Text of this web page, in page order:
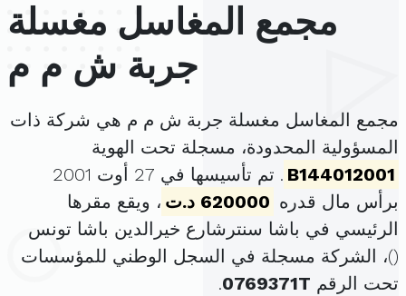
مجمع المغاسل مغسلة
جربة ش م م
مجمع المغاسل مغسلة جربة ش م م هي شركة ذات
المسؤولية المحدودة، مسجلة تحت الهوية
B144012001
. تم تأسيسها في 27 أوت 2001
برأس مال قدره 620000 د.ت
، ويقع مقرها
الرئيسي في باشا سنترشارع خيرالدين باشا تونس
()، الشركة مسجلة في السجل الوطني للمؤسسات
تحت الرقم 0769371T
.